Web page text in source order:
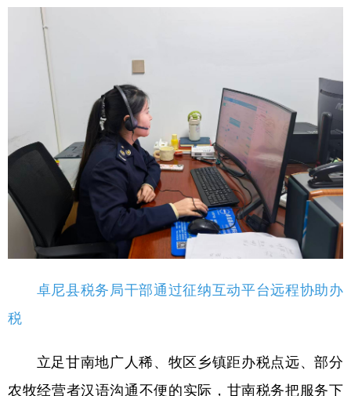
卓尼县税务局干部通过征纳互动平台远程协助办
税
立足甘南地广人稀、牧区乡镇距办税点远、部分
农牧经营者汉语沟通不便的实际，甘南税务把服务下